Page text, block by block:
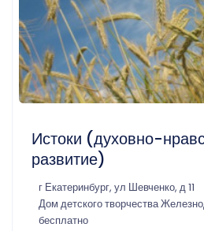
Истоки (духовно-
развитие)
г Екатеринбург, ул Шевченко, д 11
Дом детского творчества
бесплатно